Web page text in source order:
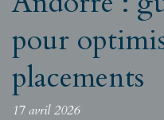
pour
placements
17 avril 2026